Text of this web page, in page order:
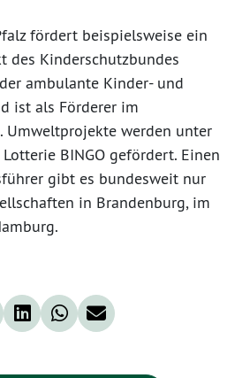
fördert beispielsweise ein
des Kinderschutzbundes
ambulante Kinder- und
ist als Förderer im
Umweltprojekte werden unter
BINGO gefördert. Einen
gibt es bundesweit nur
in Brandenburg, im